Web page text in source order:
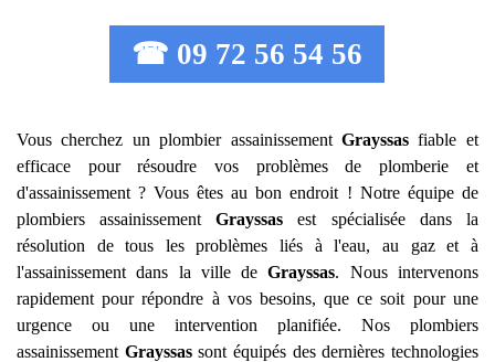
☎ 09 72 56 54 56
Vous cherchez un plombier assainissement Grayssasfiable et
efficace pour résoudre vos problèmes de plomberie et
d'assainissement ? Vous êtes au bon endroit ! Notre équipe de
plombiers assainissementGrayssas est spécialisée dans la
résolution de tous les problèmes liés à l'eau, au gaz et à
l'assainissement dans la ville deGrayssas. Nous intervenons
rapidement pour répondre à vos besoins, que ce soit pour une
urgence ou une intervention planifiée. Nos plombiers
assainissement Grayssassont équipés des dernières technologies